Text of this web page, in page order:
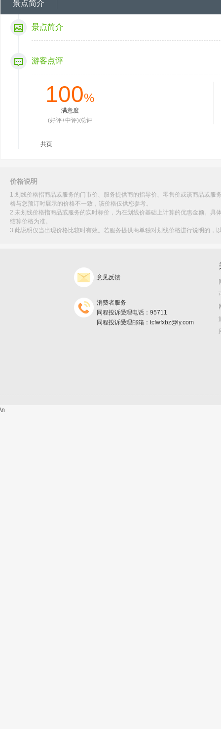
景点简介
景点简介
游客点评
100%
满意度
(好评+中评)/总评
共页
价格说明
1.划线价格指商品或服务的门市价、服务提供商的指导价、零售价或该商品或
格与您预订时展示的价格不一致，该价格仅供您参考。
2.未划线价格指商品或服务的实时标价，为在划线价基础上计算的优惠金额。
结算价格为准。
3.此说明仅当出现价格比较时有效。若服务提供商单独对划线价格进行说明的
意见反馈
消费者服务
同程投诉受理电话：95711
同程投诉受理邮箱：tcfwfxbz@ly.com
\n